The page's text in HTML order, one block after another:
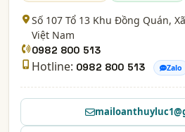
Số 107 Tổ 13 Khu Đồng Quán,
Việt Nam
0982 800 513
Hotline: 0982 800 513 Zalo